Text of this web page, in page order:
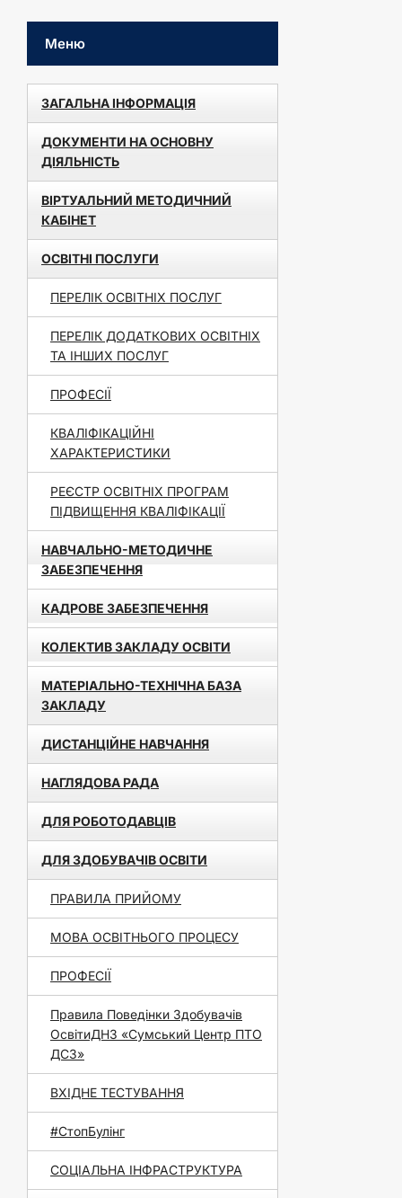
Меню
ЗАГАЛЬНА ІНФОРМАЦІЯ
ДОКУМЕНТИ НА ОСНОВНУ
ДІЯЛЬНІСТЬ
ВІРТУАЛЬНИЙ МЕТОДИЧНИЙ
КАБІНЕТ
ОСВІТНІ ПОСЛУГИ
ПЕРЕЛІК ОСВІТНІХ ПОСЛУГ
ПЕРЕЛІК ДОДАТКОВИХ ОСВІТНІХ
ТА ІНШИХ ПОСЛУГ
ПРОФЕСІЇ
КВАЛІФІКАЦІЙНІ
ХАРАКТЕРИСТИКИ
РЕЄСТР ОСВІТНІХ ПРОГРАМ
ПІДВИЩЕННЯ КВАЛІФІКАЦІЇ
НАВЧАЛЬНО-МЕТОДИЧНЕ
ЗАБЕЗПЕЧЕННЯ
КАДРОВЕ ЗАБЕЗПЕЧЕННЯ
КОЛЕКТИВ ЗАКЛАДУ ОСВІТИ
МАТЕРІАЛЬНО-ТЕХНІЧНА БАЗА
ЗАКЛАДУ
ДИСТАНЦІЙНЕ НАВЧАННЯ
НАГЛЯДОВА РАДА
ДЛЯ РОБОТОДАВЦІВ
ДЛЯ ЗДОБУВАЧІВ ОСВІТИ
ПРАВИЛА ПРИЙОМУ
МОВА ОСВІТНЬОГО ПРОЦЕСУ
ПРОФЕСІЇ
Правила Поведінки Здобувачів
ОсвітиДНЗ «Сумський Центр ПТО
ДСЗ»
ВХІДНЕ ТЕСТУВАННЯ
#СтопБулінг
СОЦІАЛЬНА ІНФРАСТРУКТУРА